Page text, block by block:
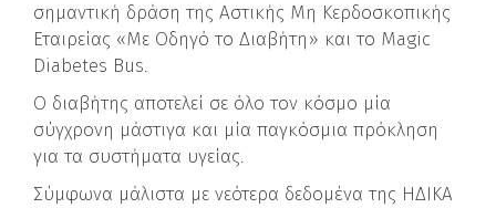
σημαντική δράση της Αστικής Μη Κερδοσκοπικής
Εταιρείας «Με Οδηγό το Διαβήτη» και το Magic
Diabetes Bus.
Ο διαβήτης αποτελεί σε όλο τον κόσμο μία
σύγχρονη μάστιγα και μία παγκόσμια πρόκληση
για τα συστήματα υγείας.
Σύμφωνα μάλιστα με νεότερα δεδομένα της ΗΔΙΚΑ